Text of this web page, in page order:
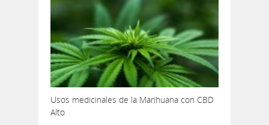
Usos medicinales de la Marihuana con CBD
Alto